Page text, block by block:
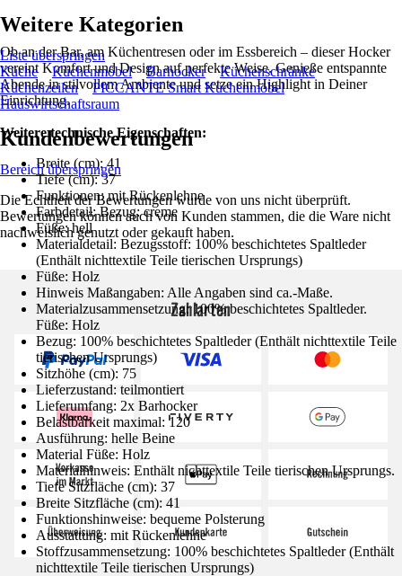
Ob an der Bar, am Küchentresen oder im Essbereich – dieser Hocker
vereint Komfort und Design auf perfekte Weise. Genieße entspannte
Abende in stilvollem Ambiente und setze ein Highlight in Deiner
Einrichtung.
Weitere technische Eigenschaften:
Breite (cm): 41
Tiefe (cm): 37
Funktionen: mit Rückenlehne
Farbdetail: Bezug: creme
Füße: hell
Materialdetail: Bezugsstoff: 100% beschichtetes Spaltleder
(Enthält nichttextile Teile tierischen Ursprungs)
Füße: Holz
Hinweis Maßangaben: Alle Angaben sind ca.-Maße.
Materialzusammensetzung: 100% beschichtetes Spaltleder.
Füße: Holz
Bezug: 100% beschichtetes Spaltleder (Enthält nichttextile Teile
tierischen Ursprungs)
Sitzhöhe (cm): 75
Lieferzustand: teilmontiert
Lieferumfang: 2x Barhocker
Belastbarkeit maximal: 120
Ausführung: helle Beine
Material Füße: Holz
Materialhinweis: Enthält nichttextile Teile tierischen Ursprungs.
Tiefe Sitzfläche (cm): 37
Breite Sitzfläche (cm): 41
Funktionshinweise: bequeme Polsterung
Ausstattung: mit Rückenlehne
Stoffzusammensetzung: 100% beschichtetes Spaltleder (Enthält
nichttextile Teile tierischen Ursprungs)
Weitere Kategorien
Liste überspringen
Küche
Küchenmöbel Barhocker
Küchenschränke
Küchenzeilen
PICCANTE Smart Küchenmöbel
Hauswirtschaftsraum
Kundenbewertungen
Bereich überspringen
Die Echtheit der Bewertungen wurde von uns nicht überprüft.
Bewertungen können auch von Kunden stammen, die die Ware nicht
nachweislich genutzt oder gekauft haben.
Zahlarten